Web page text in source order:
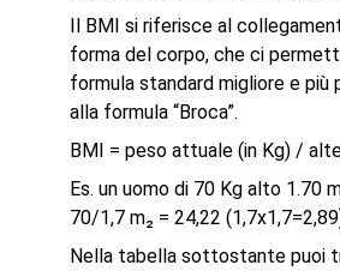
Il BMI si riferisce al
forma del corpo, che ci
formula standard migliore e
alla formula “Broca”.
BMI = peso attuale (in Kg) /
Es. un uomo di 70 Kg alto 1.70
70/1,7 m₂ = 24,22
Nella tabella sottostante puoi